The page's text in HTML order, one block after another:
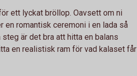
ett lyckat bröllop. Oavsett om ni
en romantisk ceremoni i en lada så
är det bra att hitta en balans
en realistisk ram för vad kalaset får